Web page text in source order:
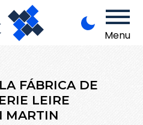
Menu
FÁBRICA DE
LEIRE
MARTIN